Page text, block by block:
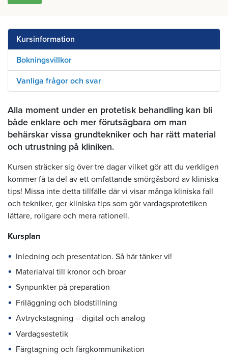
Kursinformation
Bokningsvillkor
Vanliga frågor och svar
Alla moment under en protetisk behandling kan bli
både enklare och mer förutsägbara om man
behärskar vissa grundtekniker och har rätt material
och utrustning på kliniken.
Kursen sträcker sig över tre dagar vilket gör att du verkligen
kommer få ta del av ett omfattande smörgåsbord av kliniska
tips! Missa inte detta tillfälle där vi visar många kliniska fall
och tekniker, ger kliniska tips som gör vardagsprotetiken
lättare, roligare och mera rationell.
Kursplan
Inledning och presentation. Så här tänker vi!
Materialval till kronor och broar
Synpunkter på preparation
Friläggning och blodstillning
Avtryckstagning – digital och analog
Vardagsestetik
Färgtagning och färgkommunikation